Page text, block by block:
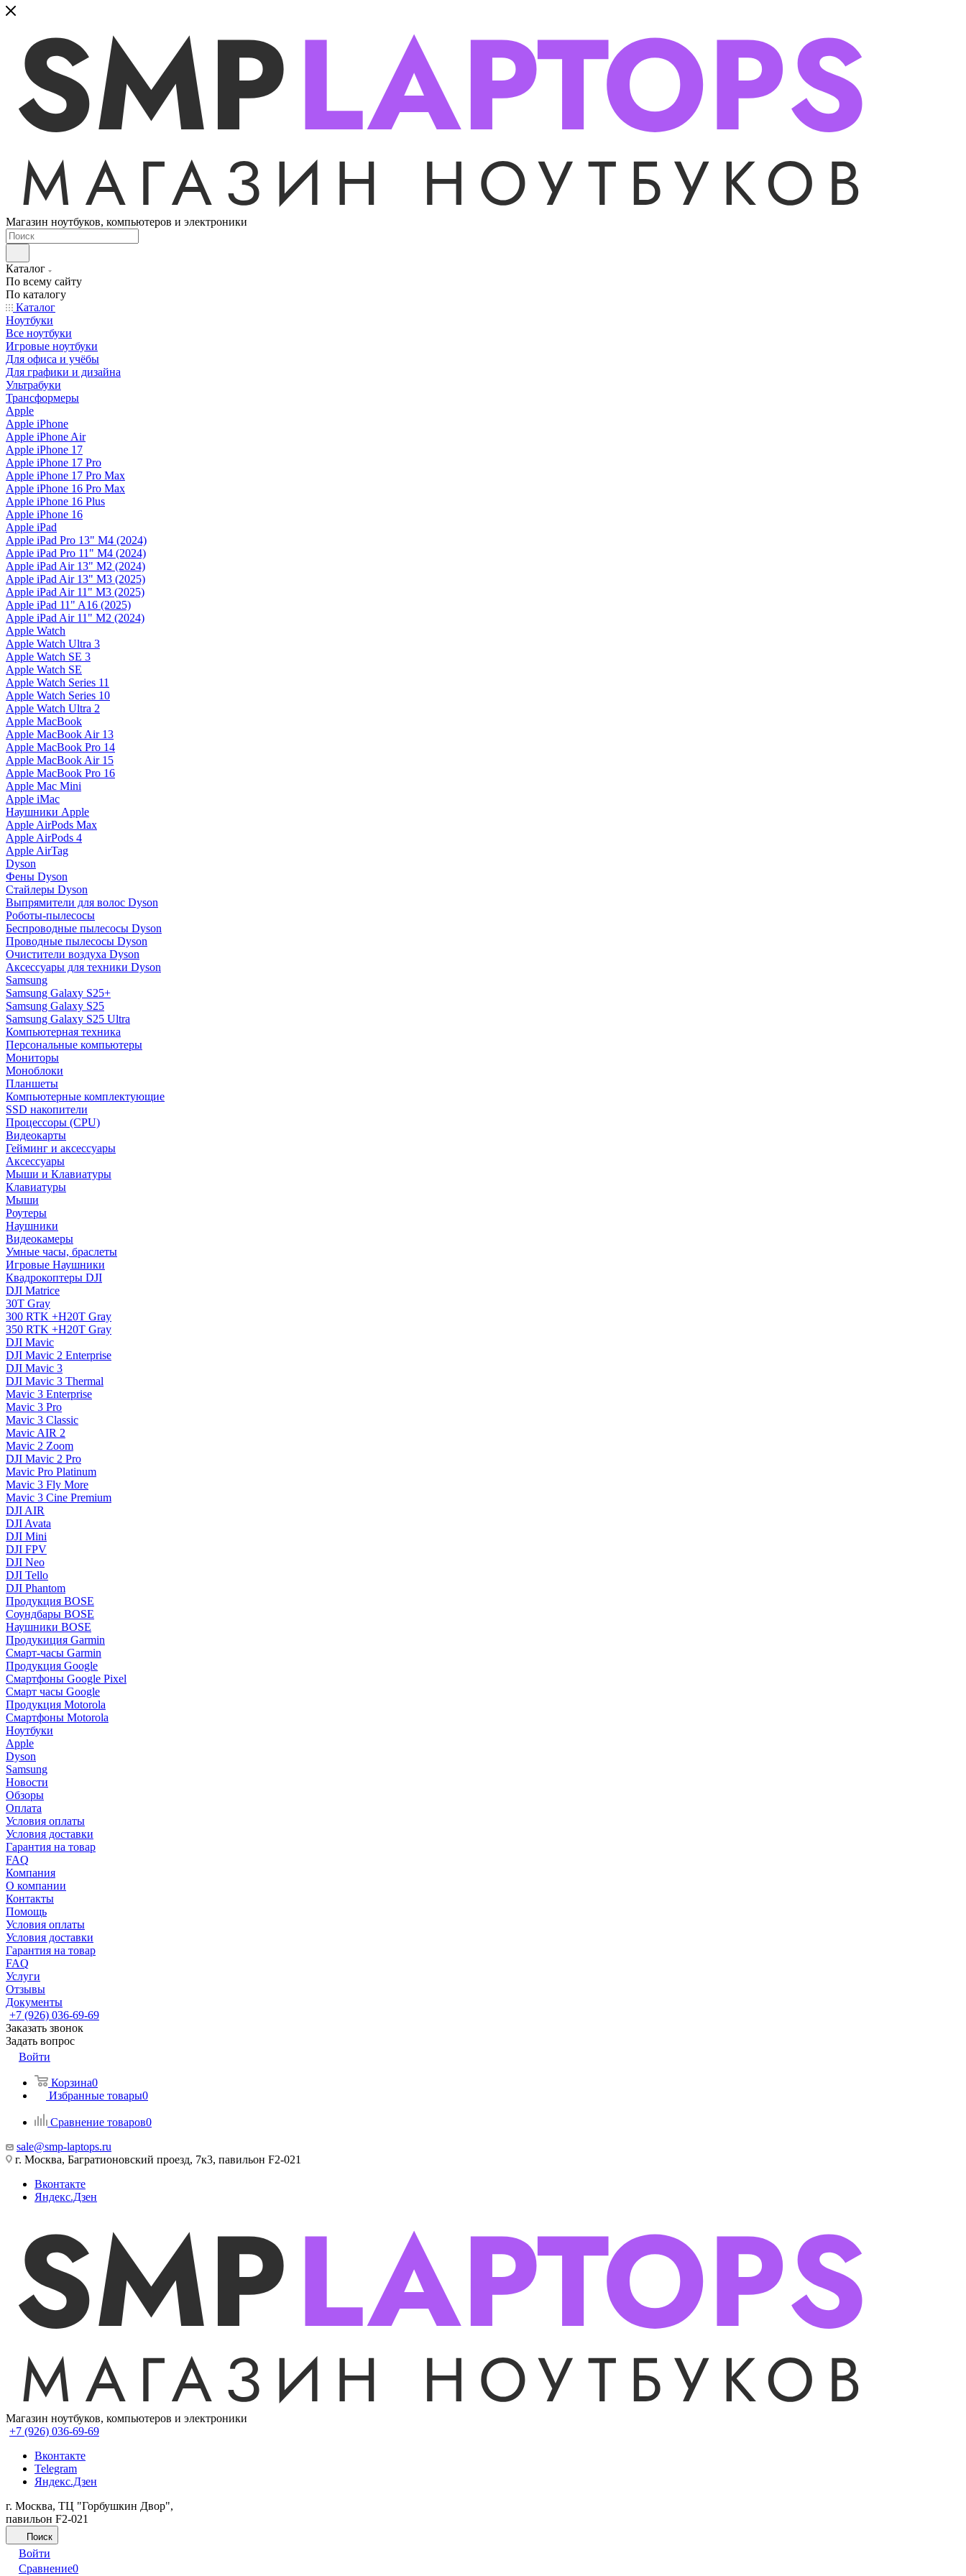
Магазин ноутбуков, компьютеров и электроники
Каталог
По всему сайту
По каталогу
Каталог
Ноутбуки
Все ноутбуки
Игровые ноутбуки
Для офиса и учёбы
Для графики и дизайна
Ультрабуки
Трансформеры
Apple
Apple iPhone
Apple iPhone Air
Apple iPhone 17
Apple iPhone 17 Pro
Apple iPhone 17 Pro Max
Apple iPhone 16 Pro Max
Apple iPhone 16 Plus
Apple iPhone 16
Apple iPad
Apple iPad Pro 13" M4 (2024)
Apple iPad Pro 11" M4 (2024)
Apple iPad Air 13" M2 (2024)
Apple iPad Air 13" M3 (2025)
Apple iPad Air 11" M3 (2025)
Apple iPad 11" A16 (2025)
Apple iPad Air 11" M2 (2024)
Apple Watch
Apple Watch Ultra 3
Apple Watch SE 3
Apple Watch SE
Apple Watch Series 11
Apple Watch Series 10
Apple Watch Ultra 2
Apple MacBook
Apple MacBook Air 13
Apple MacBook Pro 14
Apple MacBook Air 15
Apple MacBook Pro 16
Apple Mac Mini
Apple iMac
Наушники Apple
Apple AirPods Max
Apple AirPods 4
Apple AirTag
Dyson
Фены Dyson
Стайлеры Dyson
Выпрямители для волос Dyson
Роботы-пылесосы
Беспроводные пылесосы Dyson
Проводные пылесосы Dyson
Очистители воздуха Dyson
Аксессуары для техники Dyson
Samsung
Samsung Galaxy S25+
Samsung Galaxy S25
Samsung Galaxy S25 Ultra
Компьютерная техника
Персональные компьютеры
Мониторы
Моноблоки
Планшеты
Компьютерные комплектующие
SSD накопители
Процессоры (CPU)
Видеокарты
Гейминг и аксессуары
Аксессуары
Мыши и Клавиатуры
Клавиатуры
Мыши
Роутеры
Наушники
Видеокамеры
Умные часы, браслеты
Игровые Наушники
Квадрокоптеры DJI
DJI Matrice
30T Gray
300 RTK +H20T Gray
350 RTK +H20T Gray
DJI Mavic
DJI Mavic 2 Enterprise
DJI Mavic 3
DJI Mavic 3 Thermal
Mavic 3 Enterprise
Mavic 3 Pro
Mavic 3 Сlassic
Mavic AIR 2
Mavic 2 Zoom
DJI Mavic 2 Pro
Mavic Pro Platinum
Mavic 3 Fly More
Mavic 3 Cine Premium
DJI AIR
DJI Avata
DJI Mini
DJI FPV
DJI Neo
DJI Tello
DJI Phantom
Продукция BOSE
Соундбары BOSE
Наушники BOSE
Продукиция Garmin
Смарт-часы Garmin
Продукция Google
Смартфоны Google Pixel
Смарт часы Google
Продукция Motorola
Смартфоны Motorola
Ноутбуки
Apple
Dyson
Samsung
Новости
Обзоры
Оплата
Условия оплаты
Условия доставки
Гарантия на товар
FAQ
Компания
О компании
Контакты
Помощь
Условия оплаты
Условия доставки
Гарантия на товар
FAQ
Услуги
Отзывы
Документы
+7 (926) 036-69-69
Заказать звонок
Задать вопрос
Войти
Корзина0
Избранные товары0
Сравнение товаров0
sale@smp-laptops.ru
г. Москва, Багратионовский проезд, 7к3, павильон F2-021
Вконтакте
Яндекс.Дзен
Магазин ноутбуков, компьютеров и электроники
+7 (926) 036-69-69
Вконтакте
Telegram
Яндекс.Дзен
г. Москва, ТЦ "Горбушкин Двор",
павильон F2-021
Поиск
Войти
Сравнение0